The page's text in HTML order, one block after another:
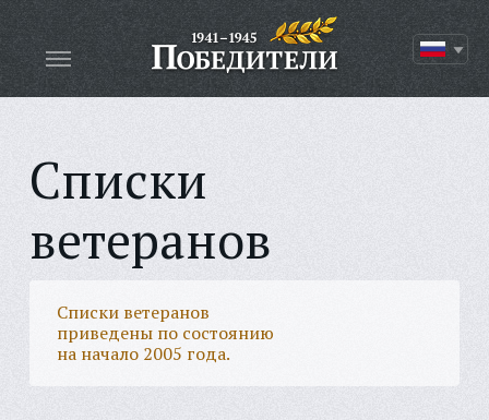
Списки
ветеранов
Списки ветеранов
приведены по состоянию
на начало 2005 года.